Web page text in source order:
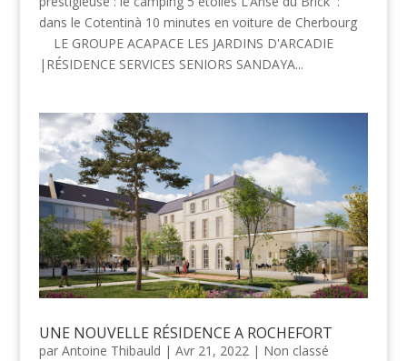
dans le Cotentinà 10 minutes en voiture de Cherbourg
LE GROUPE ACAPACE LES JARDINS D'ARCADIE
|RÉSIDENCE SERVICES SENIORS SANDAYA...
UNE NOUVELLE RÉSIDENCE A ROCHEFORT
par Antoine Thibauld | Avr 21, 2022| Non classé